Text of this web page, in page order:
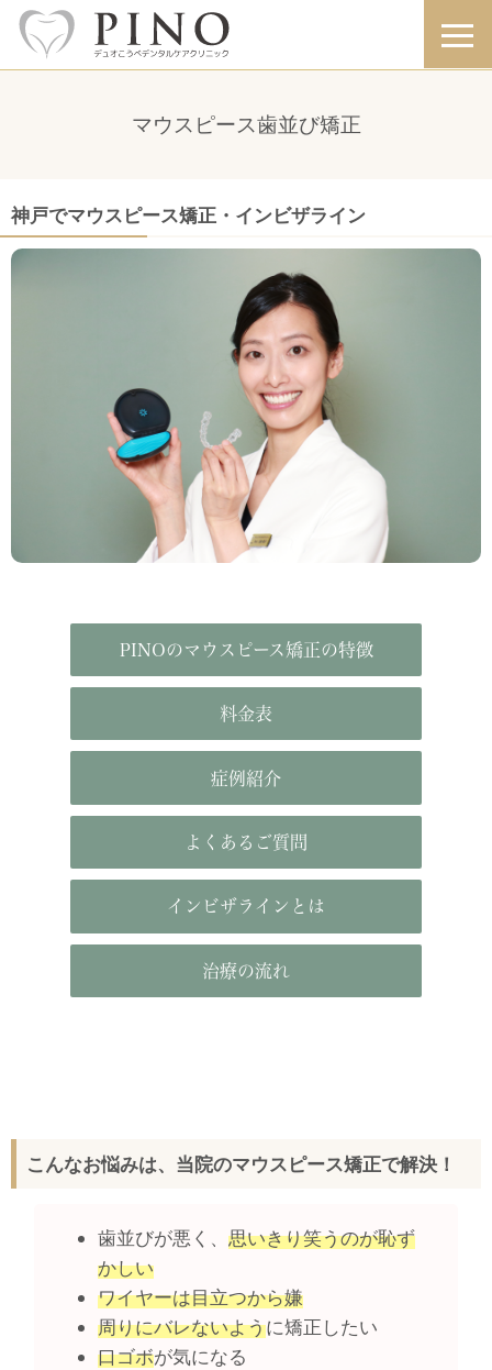
マウスピース歯並び矯正
神戸でマウスピース矯正・インビザライン
PINOのマウスピース矯正の特徴
料金表
症例紹介
よくあるご質問
インビザラインとは
治療の流れ
こんなお悩みは、当院のマウスピース矯正で解決！
歯並びが悪く、 思いきり笑うのが恥ず
かしい
ワイヤーは目立つから嫌
周りにバレないように矯正したい
口ゴボが気になる